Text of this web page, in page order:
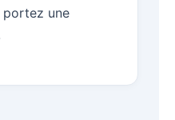
portez une